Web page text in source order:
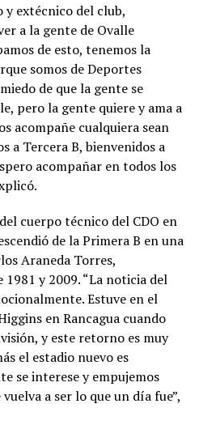
y extécnico del club,
a la gente de Ovalle
de esto, tenemos la
somos de Deportes
de que la gente se
pero la gente quiere y ama a
acompañe cualquiera sean
a Tercera B, bienvenidos a
acompañar en todos los
cuerpo técnico del CDO en
de la Primera B en una
Araneda Torres,
y 2009. “La noticia del
Estuve en el
en Rancagua cuando
y este retorno es muy
el estadio nuevo es
se interese y empujemos
a ser lo que un día fue”,